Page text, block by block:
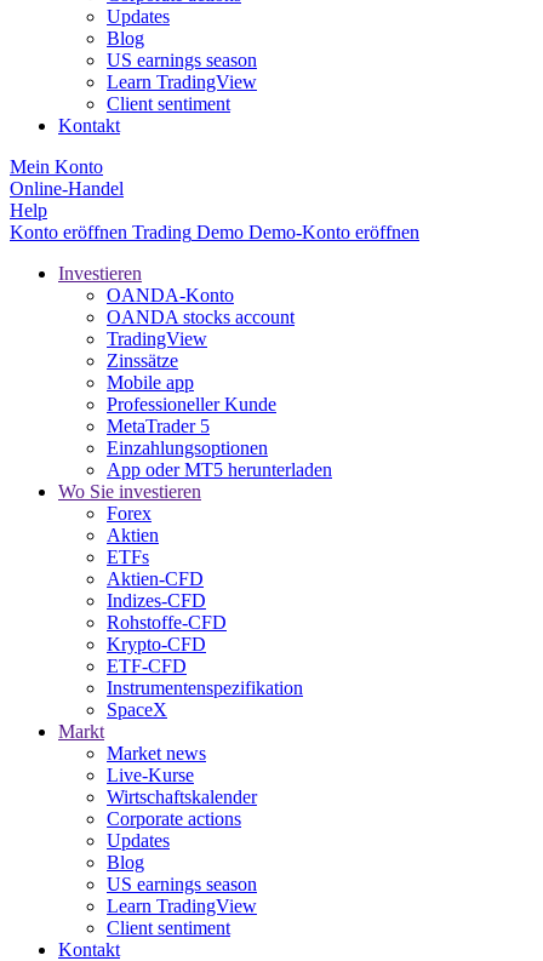
Updates
Blog
US earnings season
Learn TradingView
Client sentiment
Kontakt
Mein Konto
Online-Handel
Help
Konto eröffnen Trading Demo Demo-Konto eröffnen
Investieren
OANDA-Konto
OANDA stocks account
TradingView
Zinssätze
Mobile app
Professioneller Kunde
MetaTrader 5
Einzahlungsoptionen
App oder MT5 herunterladen
Wo Sie investieren
Forex
Aktien
ETFs
Aktien-CFD
Indizes-CFD
Rohstoffe-CFD
Krypto-CFD
ETF-CFD
Instrumentenspezifikation
SpaceX
Markt
Market news
Live-Kurse
Wirtschaftskalender
Corporate actions
Updates
Blog
US earnings season
Learn TradingView
Client sentiment
Kontakt